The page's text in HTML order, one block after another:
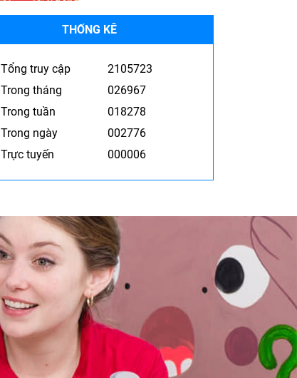
THỐNG KÊ
Tổng truy cập
2105723
Trong tháng
026967
Trong tuần
018278
Trong ngày
002776
Trực tuyến
000006